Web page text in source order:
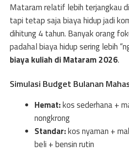
Mataram relatif lebih terjangkau
tapi tetap saja biaya hidup jadi
dihitung 4 tahun. Banyak orang
padahal biaya hidup sering lebih
biaya kuliah di Mataram 2026.
Simulasi Budget Bulanan
Hemat:kos sederhana +
nongkrong
Standar:kos nyaman +
beli + bensin rutin